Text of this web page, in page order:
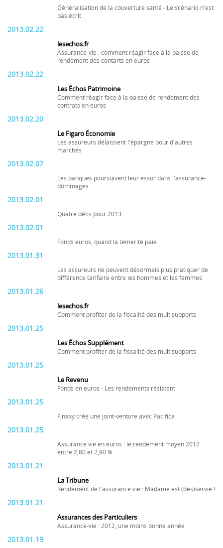
Généralisation de la couverture santé - Le scénario n'est
pas écrit
2013.02.22
lesechos.fr
Assurance-vie : comment réagir face à la baisse de
rendement des contarts en euros
2013.02.22
Les Échos Patrimoine
Comment réagir face à la baisse de rendement des
contrats en euros
2013.02.20
Le Figaro Économie
Les assureurs délaissent l'épargne pour d'autres
marchés
2013.02.07
Les banques poursuivent leur essor dans l'assurance-
dommages
2013.02.01
Quatre défis pour 2013
2013.02.01
Fonds euros, quand la témérité paie
2013.01.31
Les assureurs ne peuvent désormais plus pratiquer de
différence tarifaire entre les hommes et les femmes
2013.01.26
lesechos.fr
Comment profiter de la fiscalité des multisupports
2013.01.25
Les Échos Supplément
Comment profiter de la fiscalité des multisupports
2013.01.25
Le Revenu
Fonds en euros - Les rendements résistent
2013.01.25
Finaxy crée une joint-venture avec Pacifica
2013.01.25
Assurance vie en euros : le rendement moyen 2012
entre 2,80 et 2,90 %
2013.01.21
La Tribune
Rendement de l'assurance vie : Madame est (des)servie !
2013.01.21
Assurances des Particuliers
Assurance-vie : 2012, une moins bonne année
2013.01.19